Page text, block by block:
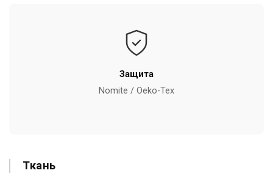
Защита
Nomite / Oeko-Tex
Ткань